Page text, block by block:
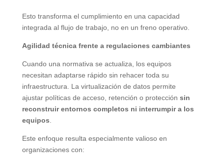
Esto transforma el cumplimiento en una capacidad
integrada al flujo de trabajo, no en un freno operativo.
Agilidad técnica frente a regulaciones cambiantes
Cuando una normativa se actualiza, los equipos
necesitan adaptarse rápido sin rehacer toda su
infraestructura. La virtualización de datos permite
ajustar políticas de acceso, retención o protección sin
reconstruir entornos completos ni interrumpir a los
equipos
Este enfoque resulta especialmente valioso en
organizaciones con: